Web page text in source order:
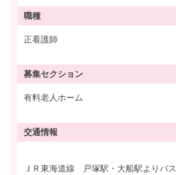
職種
正看護師
募集セクション
有料老人ホーム
交通情報
ＪＲ東海道線 戸塚駅・大船駅よりバス